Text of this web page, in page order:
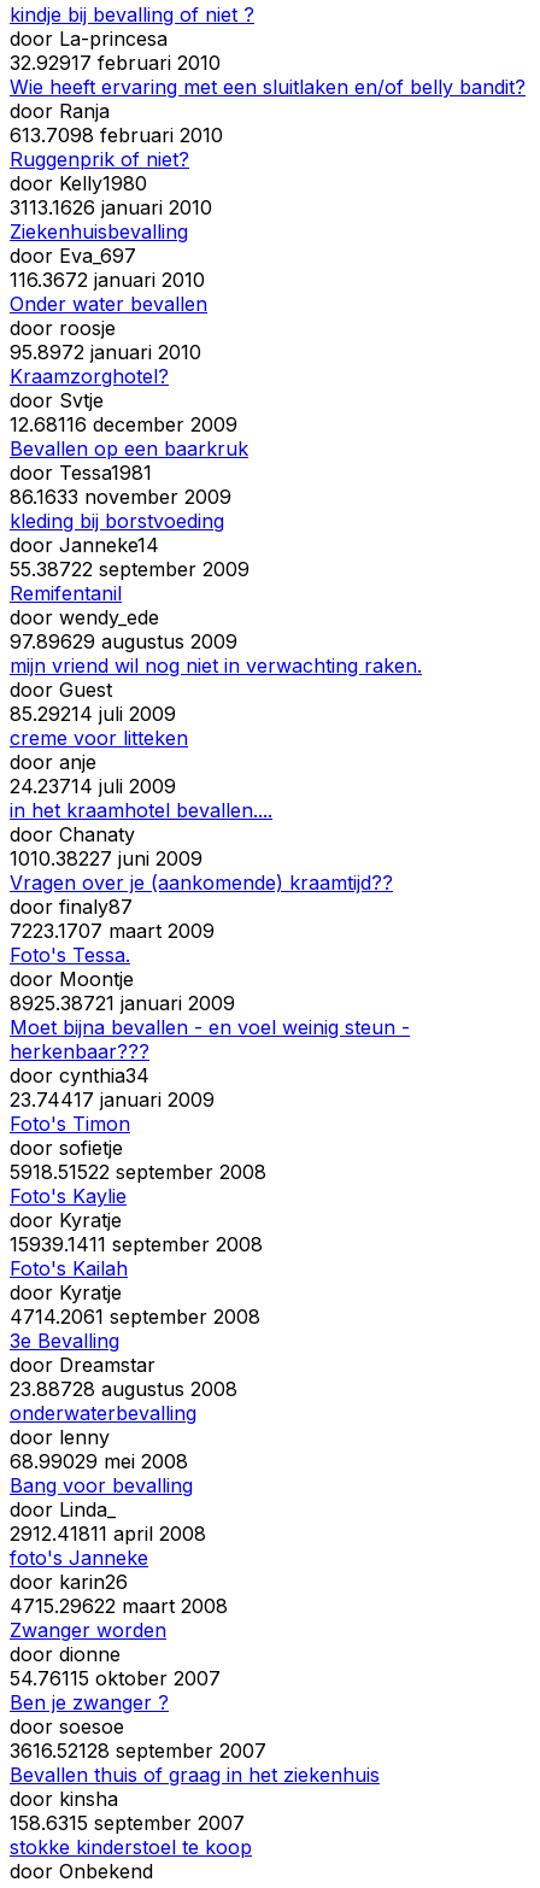
kindje bij bevalling of niet ?
door La-princesa
32.92917 februari 2010
Wie heeft ervaring met een sluitlaken en/of belly bandit?
door Ranja
613.7098 februari 2010
Ruggenprik of niet?
door Kelly1980
3113.1626 januari 2010
Ziekenhuisbevalling
door Eva_697
116.3672 januari 2010
Onder water bevallen
door roosje
95.8972 januari 2010
Kraamzorghotel?
door Svtje
12.68116 december 2009
Bevallen op een baarkruk
door Tessa1981
86.1633 november 2009
kleding bij borstvoeding
door Janneke14
55.38722 september 2009
Remifentanil
door wendy_ede
97.89629 augustus 2009
mijn vriend wil nog niet in verwachting raken.
door Guest
85.29214 juli 2009
creme voor litteken
door anje
24.23714 juli 2009
in het kraamhotel bevallen....
door Chanaty
1010.38227 juni 2009
Vragen over je (aankomende) kraamtijd??
door finaly87
7223.1707 maart 2009
Foto's Tessa.
door Moontje
8925.38721 januari 2009
Moet bijna bevallen - en voel weinig steun -
herkenbaar???
door cynthia34
23.74417 januari 2009
Foto's Timon
door sofietje
5918.51522 september 2008
Foto's Kaylie
door Kyratje
15939.1411 september 2008
Foto's Kailah
door Kyratje
4714.2061 september 2008
3e Bevalling
door Dreamstar
23.88728 augustus 2008
onderwaterbevalling
door lenny
68.99029 mei 2008
Bang voor bevalling
door Linda_
2912.41811 april 2008
foto's Janneke
door karin26
4715.29622 maart 2008
Zwanger worden
door dionne
54.76115 oktober 2007
Ben je zwanger ?
door soesoe
3616.52128 september 2007
Bevallen thuis of graag in het ziekenhuis
door kinsha
158.6315 september 2007
stokke kinderstoel te koop
door Onbekend